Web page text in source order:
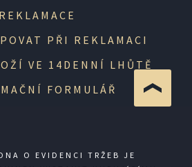
REKLAMACE
PŘI REKLAMACI
VE 14DENNÍ LHŮTĚ
FORMULÁŘ
O EVIDENCI TRŽEB JE